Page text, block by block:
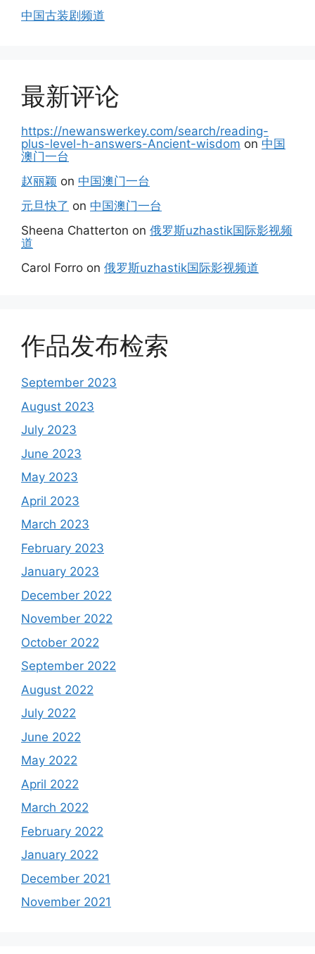
中国古装剧频道
最新评论
https://newanswerkey.com/search/reading-
plus-level-h-answers-Ancient-wisdom on 中国
澳门一台
赵丽颖 on 中国澳门一台
元旦快了 on 中国澳门一台
Sheena Chatterton on 俄罗斯uzhastik国际影视频
道
Carol Forro on 俄罗斯uzhastik国际影视频道
作品发布检索
September 2023
August 2023
July 2023
June 2023
May 2023
April 2023
March 2023
February 2023
January 2023
December 2022
November 2022
October 2022
September 2022
August 2022
July 2022
June 2022
May 2022
April 2022
March 2022
February 2022
January 2022
December 2021
November 2021